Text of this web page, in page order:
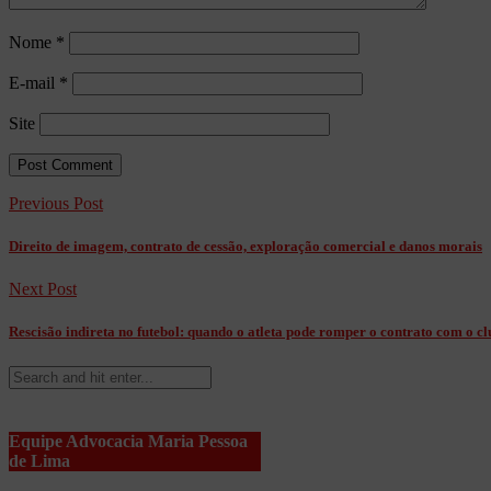
Nome *
E-mail *
Site
Previous Post
Direito de imagem, contrato de cessão, exploração comercial e danos morais
Next Post
Rescisão indireta no futebol: quando o atleta pode romper o contrato com o
Equipe Advocacia Maria Pessoa
de Lima